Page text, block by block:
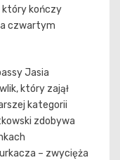
który kończy
czwartym
Jasia
który zajął
kategorii
zdobywa
– zwycięża